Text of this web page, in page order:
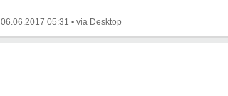
06.06.2017 05:31 •